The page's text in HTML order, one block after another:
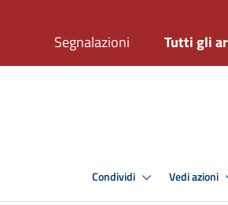
Segnalazioni Tutti gli
Condividi Vedi azioni